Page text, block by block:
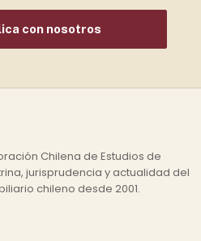
con nosotros
Chilena de Estudios de
jurisprudencia y actualidad del
chileno desde 2001.